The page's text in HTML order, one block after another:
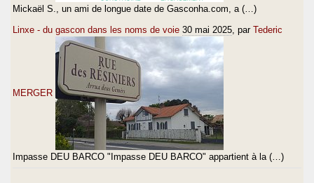
Mickaël S., un ami de longue date de Gasconha.com, a (…)
Linxe - du gascon dans les noms de voie 30 mai 2025 , par Tederic
MERGER
Impasse DEU BARCO "Impasse DEU BARCO" appartient à la (…)